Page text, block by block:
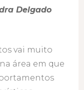
Delgado
vai muito
área em que